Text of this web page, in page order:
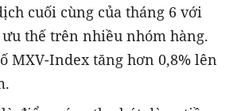
cuối cùng của tháng 6 với
thế trên nhiều nhóm hàng.
MXV-Index tăng hơn 0,8% lên